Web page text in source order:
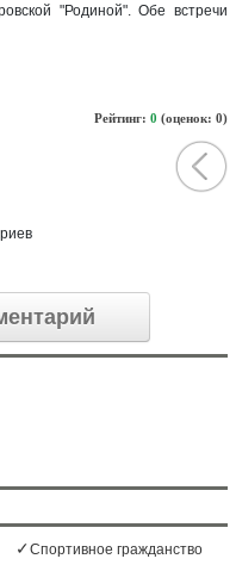
"Родиной". Обе встречи
Рейтинг: 0 (оценок: 0)
Спортивное гражданство